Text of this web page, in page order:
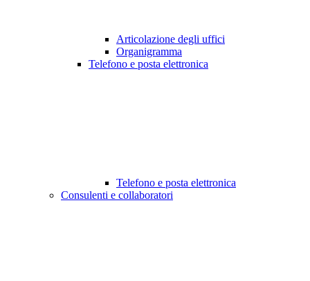
Articolazione degli uffici
Organigramma
Telefono e posta elettronica
Telefono e posta elettronica
Consulenti e collaboratori